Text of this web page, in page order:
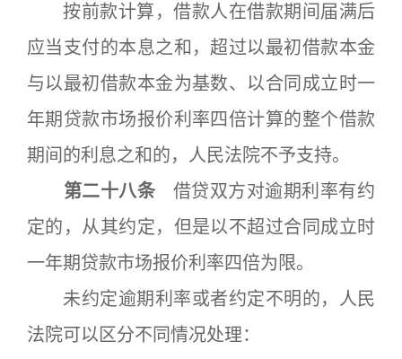
按前款计算，借款人在借款期间届满后
应当支付的本息之和，超过以最初借款本金
与以最初借款本金为基数、以合同成立时一
年期贷款市场报价利率四倍计算的整个借款
期间的利息之和的，人民法院不予支持。
第二十八条 借贷双方对逾期利率有约
定的，从其约定，但是以不超过合同成立时
一年期贷款市场报价利率四倍为限。
未约定逾期利率或者约定不明的，人民
法院可以区分不同情况处理：